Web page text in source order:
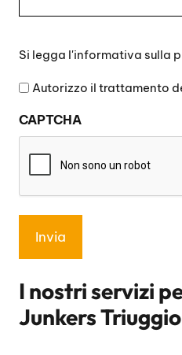
legga
l'informativa
privacy
Si legga l'informativa sulla
Autorizzo il trattamento
CAPTCHA
I nostri servizi
Junkers Triuggio